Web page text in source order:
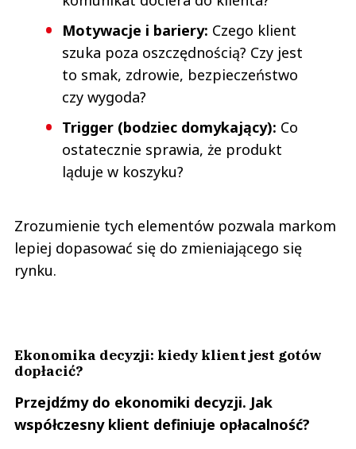
Motywacje i bariery: Czego klient
szuka poza oszczędnością? Czy jest
to smak, zdrowie, bezpieczeństwo
czy wygoda?
Trigger (bodziec domykający): Co
ostatecznie sprawia, że produkt
ląduje w koszyku?
Zrozumienie tych elementów pozwala markom
lepiej dopasować się do zmieniającego się
rynku.
Ekonomika decyzji: kiedy klient jest gotów
dopłacić?
Przejdźmy do ekonomiki decyzji. Jak
współczesny klient definiuje opłacalność?